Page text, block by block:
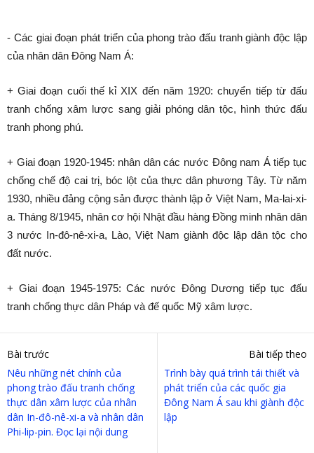
- Các giai đoạn phát triển của phong trào đấu tranh giành độc lập
của nhân dân Đông Nam Á:
+ Giai đoạn cuối thế kỉ XIX đến năm 1920: chuyển tiếp từ đấu
tranh chống xâm lược sang giải phóng dân tộc, hình thức đấu
tranh phong phú.
+ Giai đoạn 1920-1945: nhân dân các nước Đông nam Á tiếp tục
chống chế độ cai trị, bóc lột của thực dân phương Tây. Từ năm
1930, nhiều đảng cộng sản được thành lập ở Việt Nam, Ma-lai-xi-
a. Tháng 8/1945, nhân cơ hội Nhật đầu hàng Đồng minh nhân dân
3 nước In-đô-nê-xi-a, Lào, Việt Nam giành độc lập dân tộc cho
đất nước.
+ Giai đoạn 1945-1975: Các nước Đông Dương tiếp tục đấu
tranh chống thực dân Pháp và đế quốc Mỹ xâm lược.
Bài trước
Nêu những nét chính của
phong trào đấu tranh chống
thực dân xâm lược của nhân
dân In-đô-nê-xi-a và nhân dân
Phi-lip-pin. Đọc lại nội dung
Bài tiếp theo
Trình bày quá trình tái thiết và
phát triển của các quốc gia
Đông Nam Á sau khi giành độc
lập